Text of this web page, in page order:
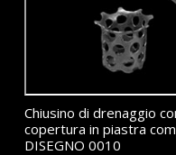
Chiusino di drenaggio
copertura in piastra
DISEGNO 0010